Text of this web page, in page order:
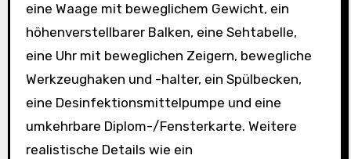
eine Waage mit beweglichem Gewicht, ein
höhenverstellbarer Balken, eine Sehtabelle,
eine Uhr mit beweglichen Zeigern, bewegliche
Werkzeughaken und -halter, ein Spülbecken,
eine Desinfektionsmittelpumpe und eine
umkehrbare Diplom-/Fensterkarte. Weitere
realistische Details wie ein